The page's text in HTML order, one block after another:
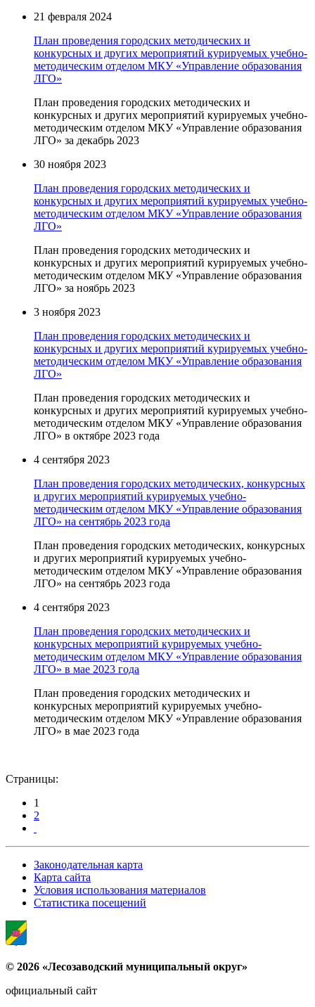
21 февраля 2024
План проведения городских методических и
конкурсных и других мероприятий курируемых учебно-
методическим отделом МКУ «Управление образования
ЛГО»
План проведения городских методических и
конкурсных и других мероприятий курируемых учебно-
методическим отделом МКУ «Управление образования
ЛГО» за декабрь 2023
30 ноября 2023
План проведения городских методических и
конкурсных и других мероприятий курируемых учебно-
методическим отделом МКУ «Управление образования
ЛГО»
План проведения городских методических и
конкурсных и других мероприятий курируемых учебно-
методическим отделом МКУ «Управление образования
ЛГО» за ноябрь 2023
3 ноября 2023
План проведения городских методических и
конкурсных и других мероприятий курируемых учебно-
методическим отделом МКУ «Управление образования
ЛГО»
План проведения городских методических и
конкурсных и других мероприятий курируемых учебно-
методическим отделом МКУ «Управление образования
ЛГО» в октябре 2023 года
4 сентября 2023
План проведения городских методических, конкурсных
и других мероприятий курируемых учебно-
методическим отделом МКУ «Управление образования
ЛГО» на сентябрь 2023 года
План проведения городских методических, конкурсных
и других мероприятий курируемых учебно-
методическим отделом МКУ «Управление образования
ЛГО» на сентябрь 2023 года
4 сентября 2023
План проведения городских методических и
конкурсных мероприятий курируемых учебно-
методическим отделом МКУ «Управление образования
ЛГО» в мае 2023 года
План проведения городских методических и
конкурсных мероприятий курируемых учебно-
методическим отделом МКУ «Управление образования
ЛГО» в мае 2023 года
Страницы:
1
2
Законодательная карта
Карта сайта
Условия использования материалов
Статистика посещений
© 2026 «Лесозаводский муниципальный округ»
официальный сайт